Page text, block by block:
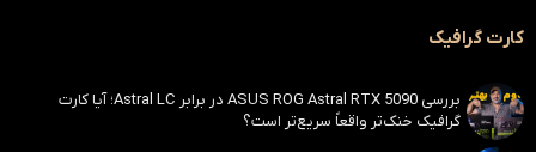
کارت گرافیک
بررسی ASUS ROG Astral RTX 5090 در برابر Astral LC؛ آیا کارت
گرافیک خنک‌تر واقعاً سریع‌تر است؟